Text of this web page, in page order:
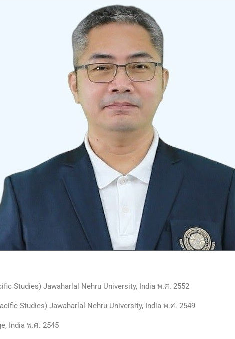
Studies) Jawaharlal Nehru University, India พ.ศ. 2552
Studies) Jawaharlal Nehru University, India พ.ศ. 2549
India พ.ศ. 2545